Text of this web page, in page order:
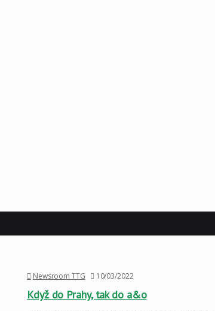
Newsroom TTG 10/03/2022
Když do Prahy, tak do a&o